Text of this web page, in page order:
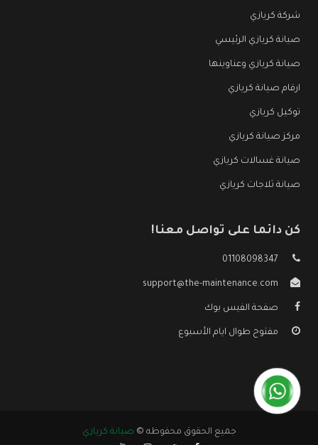
شركة كريازي
صيانة كريازي الرئيسي
صيانة كريازي وعناوينها
ارقام صيانة كريازي
توكيل كريازي
مركز صيانة كريازي
صيانة غسالات كريازي
صيانة ثلاجات كريازي
كن دائما على تواصل معنا!
01108098347
support@the-maintenance.com
صفحة الفيس بوك
مفتوح طوال ايام الأسبوع
جميع الحقوق محفوظه © صيانة كريازي